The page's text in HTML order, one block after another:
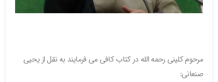
مرحوم کلینی رحمه الله در کتاب کافی می فرمایند به نقل از یحیی
صنعانی: